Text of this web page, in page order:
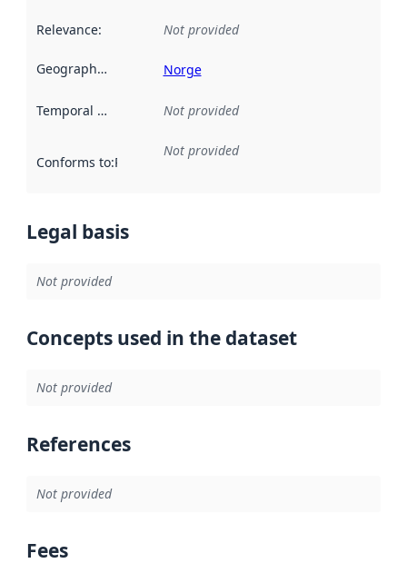
Relevance: Not provided
Geographical scope Norge
Temporal scope Not provided
Conforms to:Reference to an implementation rule or other
Not provided
Legal basis
Not provided
Concepts used in the dataset
Not provided
References
Not provided
Fees